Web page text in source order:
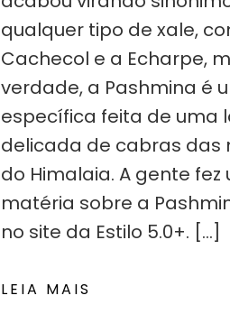
qualquer tipo de xale,
Cachecol e a Echarpe,
verdade, a Pashmina é
específica feita de uma
delicada de cabras das
do Himalaia. A gente fez
matéria sobre a
no site da Estilo 5.0+. […]
LEIA MAIS